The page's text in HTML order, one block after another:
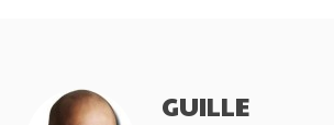
GUILLE